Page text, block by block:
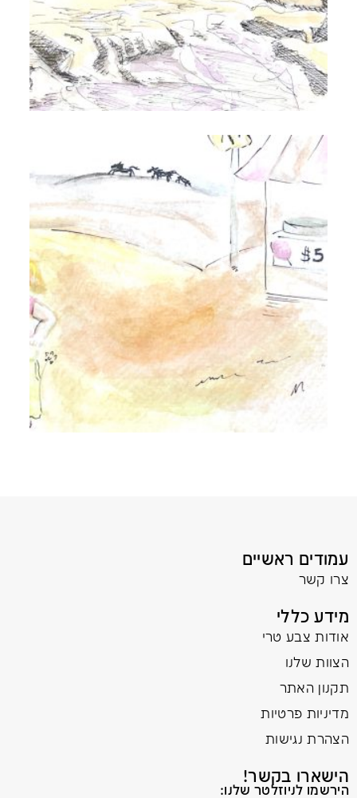
עמודים ראשיים
צרו קשר
מידע כללי
אודות צבע טרי
הצוות שלנו
תקנון האתר
מדיניות פרטיות
הצהרת נגישות
הישארו בקשר!
הירשמו לניוזלטר שלנו: